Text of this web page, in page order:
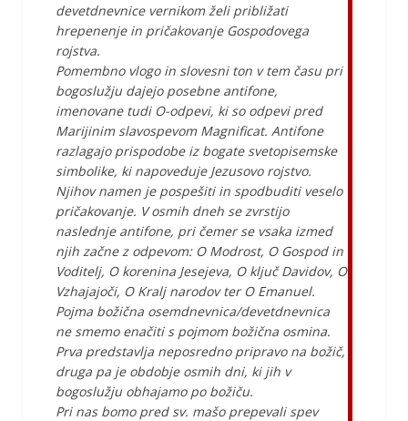
devetdnevnice vernikom želi približati
hrepenenje in pričakovanje Gospodovega
rojstva.
Pomembno vlogo in slovesni ton v tem času pri
bogoslužju dajejo posebne antifone,
imenovane tudi O-odpevi, ki so odpevi pred
Marijinim slavospevom Magnificat. Antifone
razlagajo prispodobe iz bogate svetopisemske
simbolike, ki napoveduje Jezusovo rojstvo.
Njihov namen je pospešiti in spodbuditi veselo
pričakovanje. V osmih dneh se zvrstijo
naslednje antifone, pri čemer se vsaka izmed
njih začne z odpevom: O Modrost, O Gospod in
Voditelj, O korenina Jesejeva, O ključ Davidov, O
Vzhajajoči, O Kralj narodov ter O Emanuel.
Pojma božična osemdnevnica/devetdnevnica
ne smemo enačiti s pojmom božična osmina.
Prva predstavlja neposredno pripravo na božič,
druga pa je obdobje osmih dni, ki jih v
bogoslužju obhajamo po božiču.
Pri nas bomo pred sv. mašo prepevali spev